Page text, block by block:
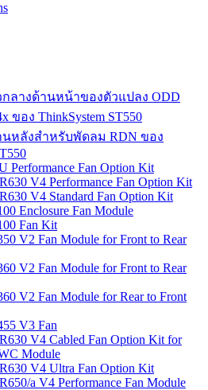
ลางด้านหน้าของตัวแปลง ODD
ของ ThinkSystem ST550
หลังสำหรับพัดลม RDN ของ
Performance Fan Option Kit
V4 Performance Fan Option Kit
V4 Standard Fan Option Kit
Enclosure Fan Module
Fan Kit
V2 Fan Module for Front to Rear
V2 Fan Module for Front to Rear
V2 Fan Module for Rear to Front
V3 Fan
V4 Cabled Fan Option Kit for
Module
V4 Ultra Fan Option Kit
a V4 Performance Fan Module